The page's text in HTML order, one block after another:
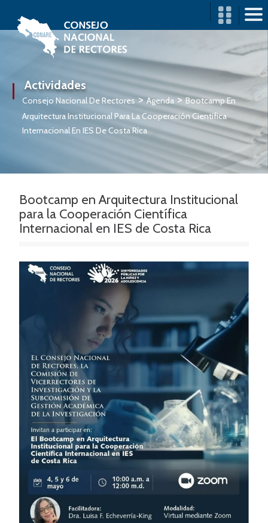
Actividades
Consejo Nacional De Rectores >Agenda>Bootcamp En
Arquitectura Institucional Para La Cooperación Científica
Internacional En IES De Costa Rica
Bootcamp en Arquitectura Institucional
para la Cooperación Científica
Internacional en IES de Costa Rica
CONARE
ORGANIZACIÓN
TRANSPARENCIA
ACCIÓN
INTERUNIVERSITARIA
CONSULTAS Y
TRÁMITES
PUBLICACIONES
COMUNICACIÓN